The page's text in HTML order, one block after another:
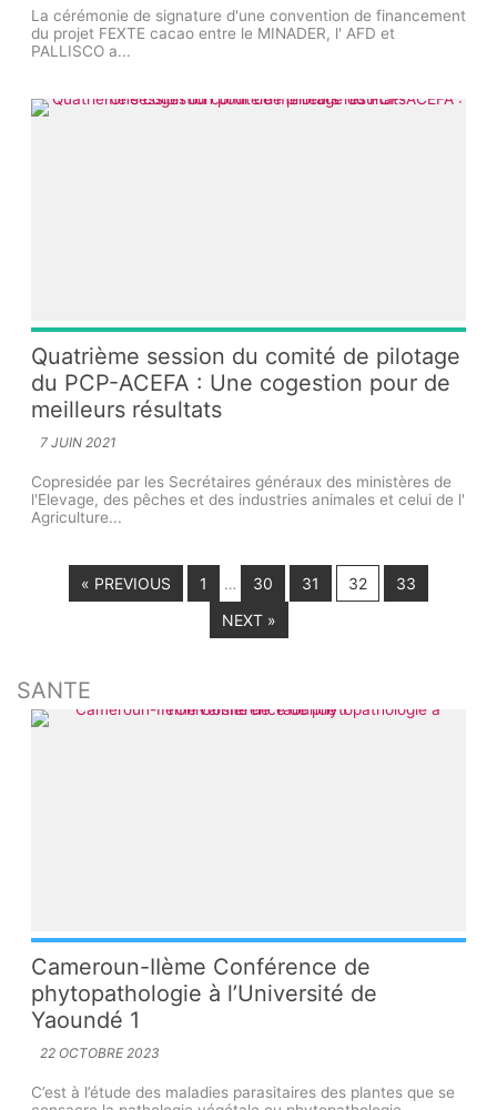
La cérémonie de signature d'une convention de financement
du projet FEXTE cacao entre le MINADER, l' AFD et
PALLISCO a...
Quatrième session du comité de pilotage
du PCP-ACEFA : Une cogestion pour de
meilleurs résultats
7 JUIN 2021
Copresidée par les Secrétaires généraux des ministères de
l'Elevage, des pêches et des industries animales et celui de l'
Agriculture...
« PREVIOUS 1 … 30 31 32
33
NEXT »
SANTE
Cameroun-IIème Conférence de
phytopathologie à l’Université de
Yaoundé 1
22 OCTOBRE 2023
C’est à l’étude des maladies parasitaires des plantes que se